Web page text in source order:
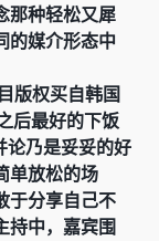
那种轻松又犀
的媒介形态中
版权买自韩国
后最好的下饭
论乃是妥妥的好
单放松的场
于分享自己不
持中，嘉宾围